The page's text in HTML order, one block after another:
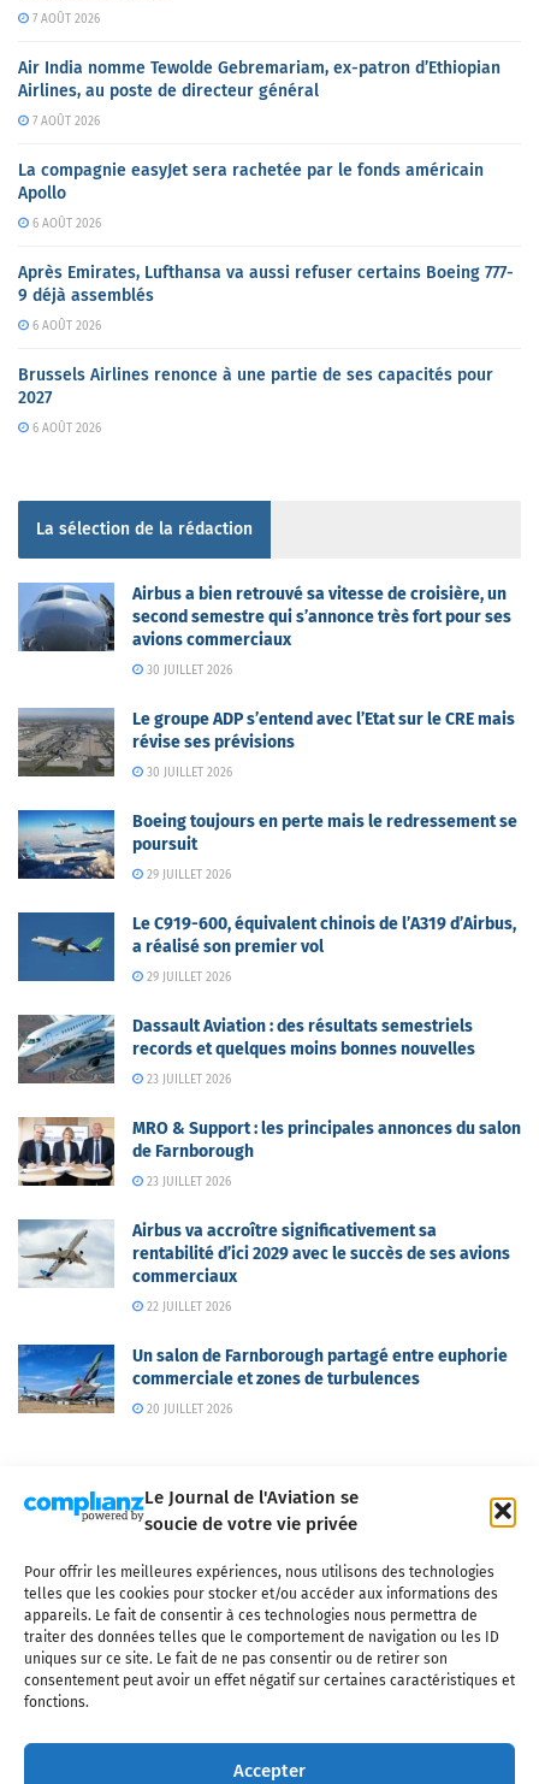
Le Journal de l'Aviation se
soucie de votre vie privée
Pour offrir les meilleures expériences, nous utilisons des technologies
telles que les cookies pour stocker et/ou accéder aux informations des
appareils. Le fait de consentir à ces technologies nous permettra de
traiter des données telles que le comportement de navigation ou les ID
uniques sur ce site. Le fait de ne pas consentir ou de retirer son
consentement peut avoir un effet négatif sur certaines caractéristiques et
fonctions.
Accepter
7 AOÛT 2026
Air India nomme Tewolde Gebremariam, ex-patron d’Ethiopian
Airlines, au poste de directeur général
7 AOÛT 2026
La compagnie easyJet sera rachetée par le fonds américain
Apollo
6 AOÛT 2026
Après Emirates, Lufthansa va aussi refuser certains Boeing 777-
9 déjà assemblés
6 AOÛT 2026
Brussels Airlines renonce à une partie de ses capacités pour
2027
6 AOÛT 2026
La sélection de la rédaction
Airbus a bien retrouvé sa vitesse de croisière, un
second semestre qui s’annonce très fort pour ses
avions commerciaux
30 JUILLET 2026
Le groupe ADP s’entend avec l’Etat sur le CRE mais
révise ses prévisions
30 JUILLET 2026
Boeing toujours en perte mais le redressement se
poursuit
29 JUILLET 2026
Le C919-600, équivalent chinois de l’A319 d’Airbus,
a réalisé son premier vol
29 JUILLET 2026
Dassault Aviation : des résultats semestriels
records et quelques moins bonnes nouvelles
23 JUILLET 2026
MRO & Support : les principales annonces du salon
de Farnborough
23 JUILLET 2026
Airbus va accroître significativement sa
rentabilité d’ici 2029 avec le succès de ses avions
commerciaux
22 JUILLET 2026
Un salon de Farnborough partagé entre euphorie
commerciale et zones de turbulences
20 JUILLET 2026
Qui sommes-nous ? Nous contacter
Partenaires
Mentions légales
CGV Politique de confidentialité Cookies
l'industrie aéronautique, l'aviation commerciale, l'aviation d'affaires, les